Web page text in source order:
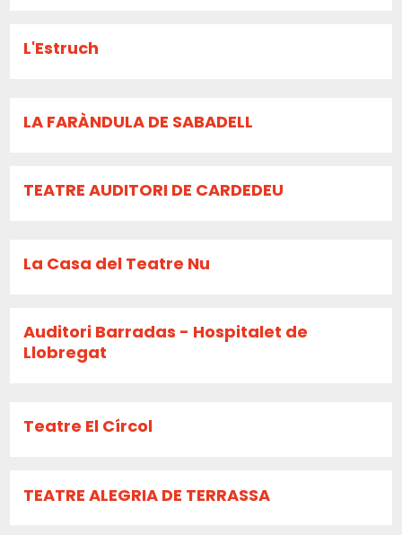
L'Estruch
LA FARÀNDULA DE SABADELL
TEATRE AUDITORI DE CARDEDEU
La Casa del Teatre Nu
Auditori Barradas - Hospitalet de
Llobregat
Teatre El Círcol
TEATRE ALEGRIA DE TERRASSA